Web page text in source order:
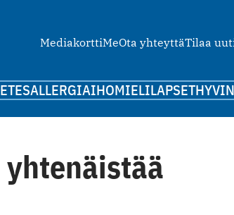
MediakorttiMeOta yhteyttäTilaa
ALLERGIAIHOMIELILAPSET